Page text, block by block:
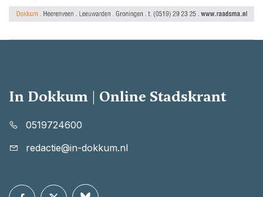
In Dokkum | Online Stadskrant
0519724600
redactie@in-dokkum.nl